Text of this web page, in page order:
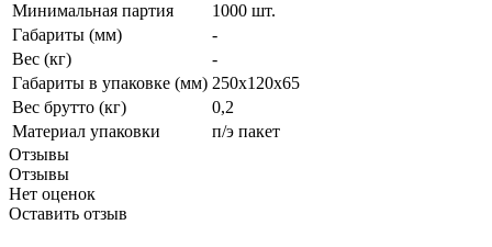
Минимальная партия
1000 шт.
Габариты (мм)
-
Вес (кг)
-
Габариты в упаковке (мм) 250х120х65
Вес брутто (кг)
0,2
Материал упаковки
п/э пакет
Отзывы
Отзывы
Нет оценок
Оставить отзыв